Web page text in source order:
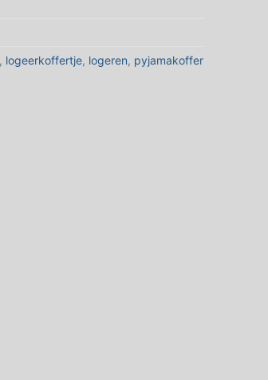
, logeerkoffertje, logeren, pyjamakoffer